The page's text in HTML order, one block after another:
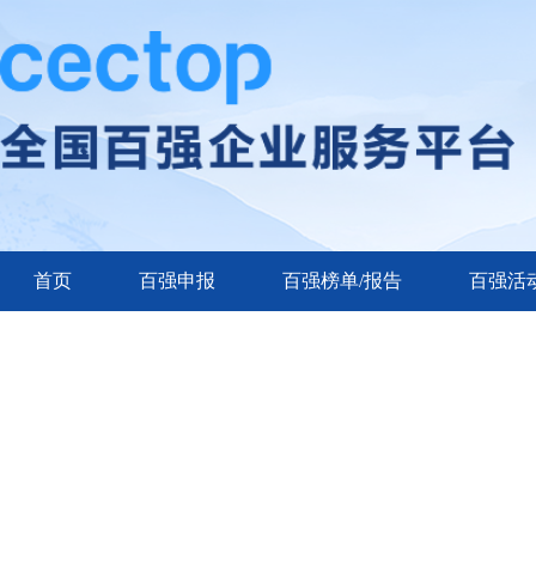
首页 百强申报 百强榜单/报告 百强活